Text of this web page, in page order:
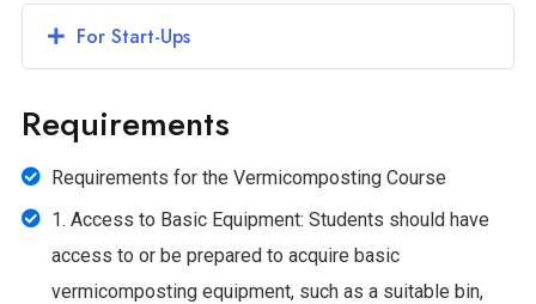
For Start-Ups
Requirements
Requirements for the Vermicomposting Course
1. Access to Basic Equipment: Students should have
access to or be prepared to acquire basic
vermicomposting equipment, such as a suitable bin,